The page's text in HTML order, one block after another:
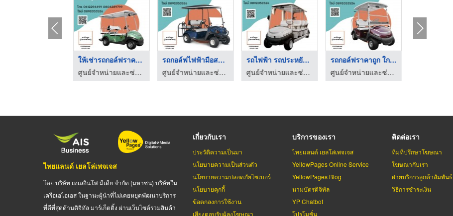
ให้เช่ารถกอล์ฟราคาถู ...
ศูนย์จำหน่ายและซ่อมรถกอล์ฟราคาถูก
รถกอล์ฟไฟฟ้ามือสอง ร ...
ศูนย์จำหน่ายและซ่อมรถกอล์ฟราคาถูก
รถไฟฟ้า รถประหยัดพลั ...
ศูนย์จำหน่ายและซ่อมรถกอล์ฟราคาถูก
รถกอล์ฟราคาถูก ใกล้ฉ ...
ศูนย์จำหน่ายและซ่อมรถกอล์ฟราคาถูก
ไทยแลนด์ เยลโล่เพจเจส
โดย บริษัท เทเลอินโฟ มีเดีย จำกัด (มหาชน) บริษัทใน
เครือเอไอเอส ในฐานะผู้นำที่ไม่เคยหยุดพัฒนาบริการ
ที่ดีที่สุดด้านดิจิทัล มาร์เก็ตติ้ง ผ่านเว็บไซต์รวมสินค้า
เกี่ยวกับเรา
ประวัติความเป็นมา
นโยบายความเป็นส่วนตัว
นโยบายความปลอดภัยไซเบอร์
นโยบายคุกกี้
ข้อตกลงการใช้งาน
เสียงตอบรับผู้ลงโฆษณา
บริการของเรา
ไทยแลนด์ เยลโล่เพจเจส
YellowPages Online Service
YellowPages Blog
นามบัตรดิจิทัล
YP Chatbot
โปรโมชั่น
ติดต่อเรา
ทีมที่ปรึกษาโฆษณา
โฆษณากับเรา
ฝ่ายบริการลูกค้าสัมพันธ์
วิธีการชำระเงิน